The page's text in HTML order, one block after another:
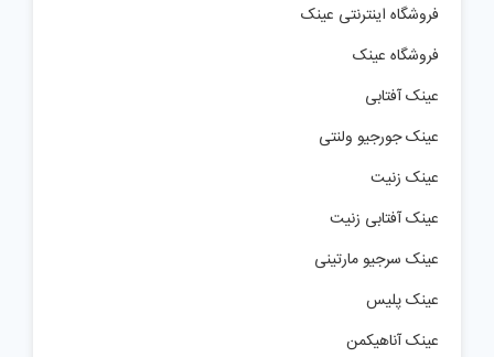
فروشگاه اینترنتی عینک
فروشگاه عینک
عینک آفتابی
عینک جورجیو ولنتی
عینک زنیت
عینک آفتابی زنیت
عینک سرجیو مارتینی
عینک پلیس
عینک آناهیکمن